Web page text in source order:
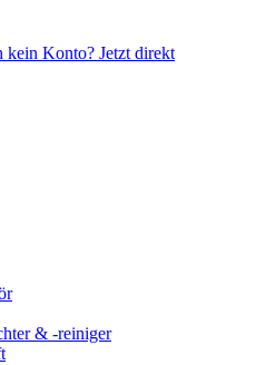
kein Konto? Jetzt direkt
& -reiniger